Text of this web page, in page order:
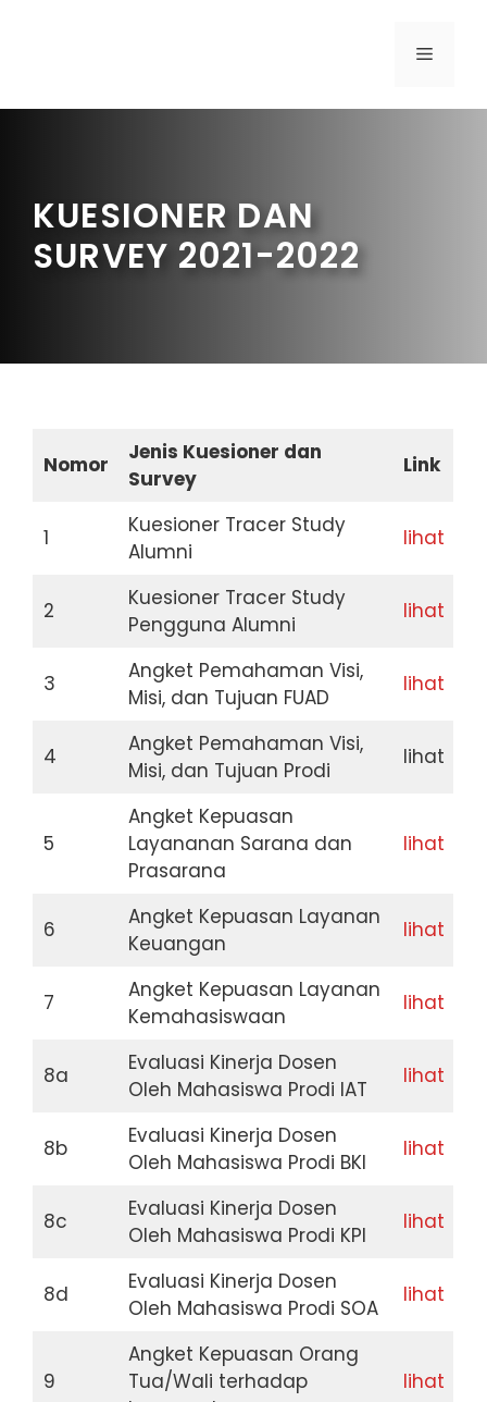
KUESIONER DAN
SURVEY 2021-2022
Nomor
Jenis Kuesioner dan
Survey
Link
1
Kuesioner Tracer Study
Alumni
lihat
2
Kuesioner Tracer Study
Pengguna Alumni
lihat
3
Angket Pemahaman Visi,
Misi, dan Tujuan FUAD
lihat
4
Angket Pemahaman Visi,
Misi, dan Tujuan Prodi
lihat
5
Angket Kepuasan
Layananan Sarana dan
Prasarana
lihat
6
Angket Kepuasan Layanan
Keuangan
lihat
7
Angket Kepuasan Layanan
Kemahasiswaan
lihat
8a
Evaluasi Kinerja Dosen
Oleh Mahasiswa Prodi IAT
lihat
8b
Evaluasi Kinerja Dosen
Oleh Mahasiswa Prodi BKI
lihat
8c
Evaluasi Kinerja Dosen
Oleh Mahasiswa Prodi KPI
lihat
8d
Evaluasi Kinerja Dosen
Oleh Mahasiswa Prodi SOA
lihat
9
Angket Kepuasan Orang
Tua/Wali terhadap
lihat